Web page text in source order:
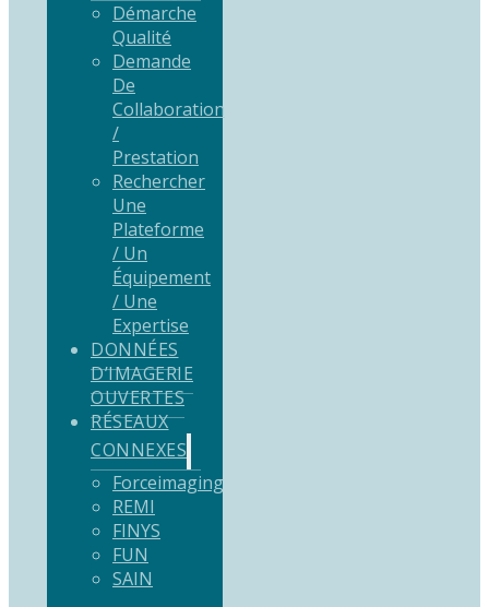
Démarche
Qualité
Demande
De
Collaboration
/
Prestation
Rechercher
Une
Plateforme
/ Un
Équipement
/ Une
Expertise
DONNÉES
D’IMAGERIE
OUVERTES
RÉSEAUX
CONNEXES
Forceimaging
REMI
FINYS
FUN
SAIN